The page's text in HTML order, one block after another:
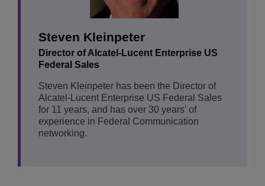
Steven Kleinpeter
Director of Alcatel-Lucent Enterprise US
Federal Sales
Steven Kleinpeter has been the Director of
Alcatel-Lucent Enterprise US Federal Sales
for 11 years, and has over 30 years’ of
experience in Federal Communication
networking.